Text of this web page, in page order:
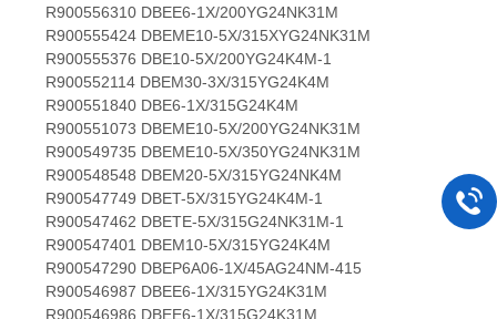
R900556310 DBEE6-1X/200YG24NK31M
R900555424 DBEME10-5X/315XYG24NK31M
R900555376 DBE10-5X/200YG24K4M-1
R900552114 DBEM30-3X/315YG24K4M
R900551840 DBE6-1X/315G24K4M
R900551073 DBEME10-5X/200YG24NK31M
R900549735 DBEME10-5X/350YG24NK31M
R900548548 DBEM20-5X/315YG24NK4M
R900547749 DBET-5X/315YG24K4M-1
R900547462 DBETE-5X/315G24NK31M-1
R900547401 DBEM10-5X/315YG24K4M
R900547290 DBEP6A06-1X/45AG24NM-415
R900546987 DBEE6-1X/315YG24K31M
R900546986 DBEE6-1X/315G24K31M